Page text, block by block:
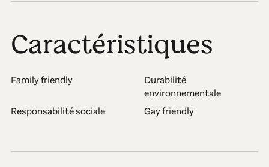
Caractéristiques
Family friendly
Durabilité
environnementale
Responsabilité sociale
Gay friendly